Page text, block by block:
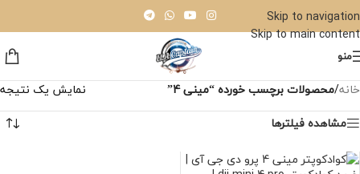
Skip to navigation
Skip to main content
منو
خانه/محصولات برچسب خورده “مینی 4”
نمایش یک نتیجه
مشاهده فیلترها